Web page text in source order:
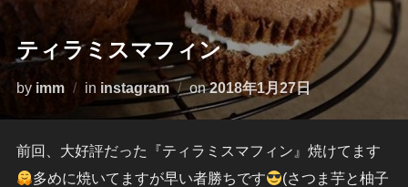
ティラミスマフィン
by imm in instagram on投
稿
2018年1月27日
前回、大好評だった『ティラミスマフィン』焼けてます
多めに焼いてますが早い者勝ちです
(さつま芋と柚子